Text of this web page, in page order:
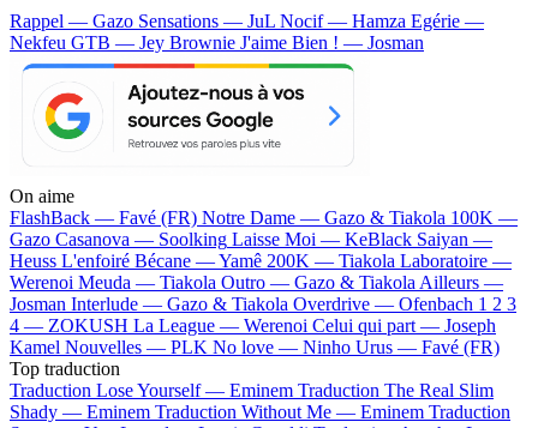
Rappel — Gazo Sensations — JuL Nocif — Hamza Egérie —
Nekfeu GTB — Jey Brownie J'aime Bien ! — Josman
On aime
FlashBack — Favé (FR) Notre Dame — Gazo & Tiakola 100K —
Gazo Casanova — Soolking Laisse Moi — KeBlack Saiyan —
Heuss L'enfoiré Bécane —Yamê 200K — Tiakola Laboratoire —
Werenoi Meuda — Tiakola Outro — Gazo & Tiakola Ailleurs —
Josman Interlude — Gazo & Tiakola Overdrive — Ofenbach 1 2 3
4 — ZOKUSH La League — Werenoi Celui qui part — Joseph
Kamel Nouvelles — PLK No love — Ninho Urus — Favé (FR)
Top traduction
Traduction Lose Yourself — Eminem Traduction The Real Slim
Shady — Eminem Traduction Without Me — Eminem Traduction